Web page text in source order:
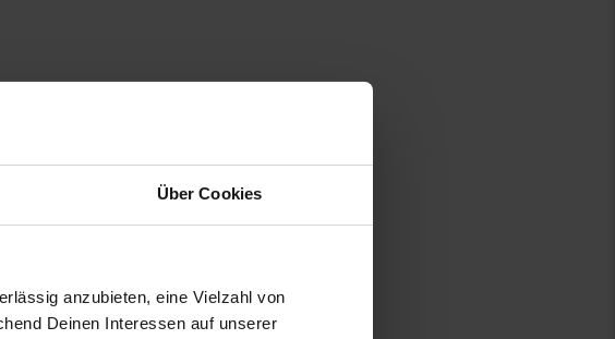
Über Cookies
anzubieten, eine Vielzahl von
Deinen Interessen auf unserer